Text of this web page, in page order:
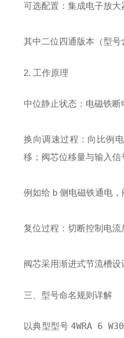
可选配置：集成电子放大
其中二位四通版本（型号
2. 工作原理
中位静止状态 ：电磁铁
换向调速过程 ：向比例
移；阀芯位移量与输入
例如给 b 侧电磁铁通电
复位过程 ：切断控制电
阀芯采用渐进式节流槽
三、型号命名规则详解
以典型型号 4WRA 6